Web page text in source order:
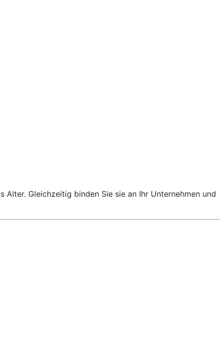
Gleichzeitig binden Sie sie an Ihr Unternehmen und